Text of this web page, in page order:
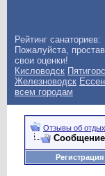
Рейтинг санаториев:
Пожалуйста,
свои оценки!
Кисловодск
Железноводск
всем городам
Отзывы об
Регистрация